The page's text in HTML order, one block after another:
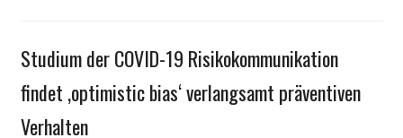
Studium der COVID-19 Risikokommunikation
findet ‚optimistic bias‘ verlangsamt präventiven
Verhalten